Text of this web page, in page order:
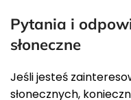
Pytania i
słoneczne
Jeśli jesteś
słonecznych,